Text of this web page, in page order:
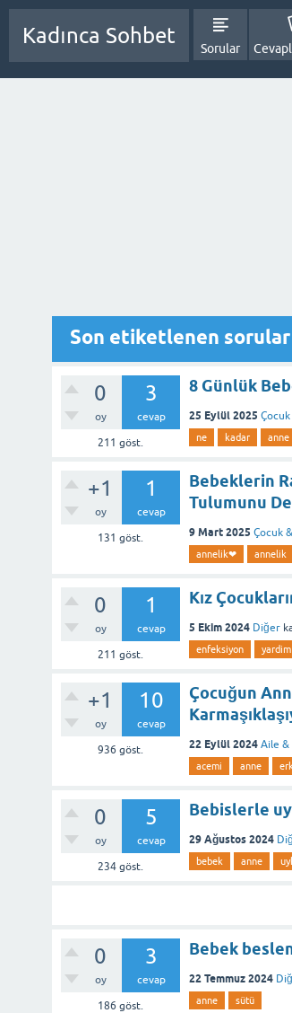
Kadınca Sohbet
Sorular
Son etiketlenen sorular
0
oy
3
cevap
211 göst.
8 Günlük
25 Eylül 2025
ne kadar anne
+1
oy
1
cevap
131 göst.
Bebeklerin
Tulumunu
9 Mart 2025 Çocuk
annelik❤ annelik
0
oy
1
cevap
211 göst.
Kız
5 Ekim 2024 Diğer
enfeksiyon yardim
+1
oy
10
cevap
936 göst.
Çocuğun
22 Eylül 2024 Aile &
acemi anne
0
oy
5
cevap
234 göst.
Bebislerle
29 Ağustos 2024
bebek anne
0
oy
3
cevap
186 göst.
Bebek
22 Temmuz 2024
anne sütü